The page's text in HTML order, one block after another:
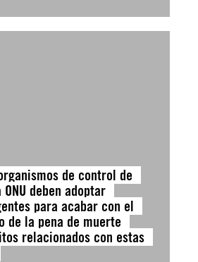
de control de
deben adoptar
para acabar con el
de la pena de muerte
relacionados con estas